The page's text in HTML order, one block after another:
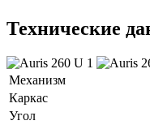
Технические
Механизм
Каркас
Угол